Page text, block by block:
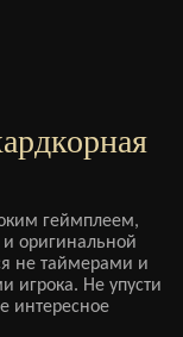
геймплеем,
оригинальной
не таймерами и
игрока. Не упусти
интересное